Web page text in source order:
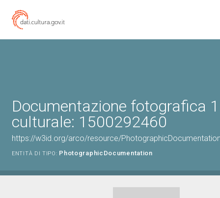
Documentazione fotografica
culturale: 1500292460
https://w3id.org/arco/resource/
ENTITÀ DI TIPO: PhotographicDocumentation